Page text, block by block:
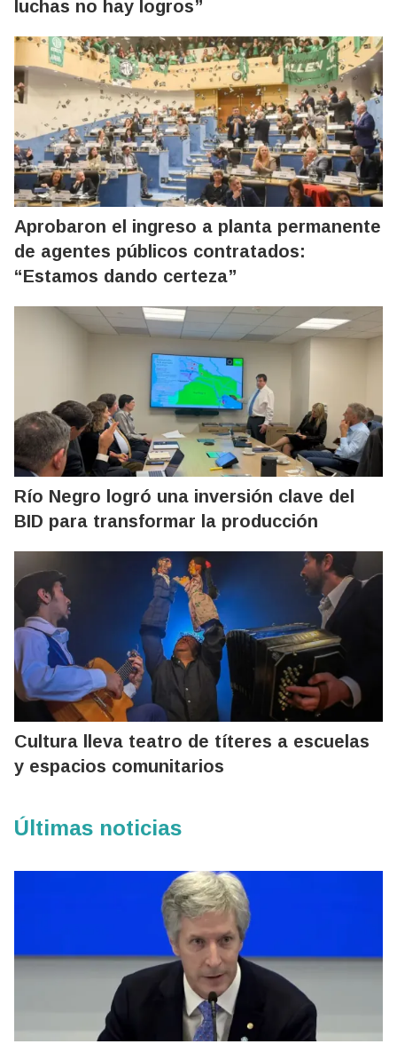
luchas no hay logros”
Aprobaron el ingreso a planta permanente
de agentes públicos contratados:
“Estamos dando certeza”
Río Negro logró una inversión clave del
BID para transformar la producción
Cultura lleva teatro de títeres a escuelas
y espacios comunitarios
Últimas noticias